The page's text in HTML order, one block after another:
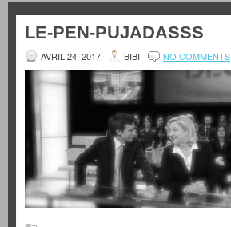
LE-PEN-PUJADASSS
AVRIL 24, 2017 BIBI NO COMMENTS